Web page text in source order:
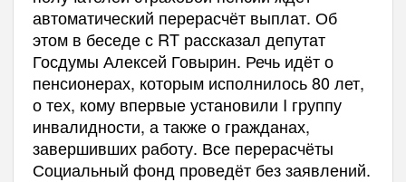
автоматический перерасчёт выплат. Об
этом в беседе с RT рассказал депутат
Госдумы Алексей Говырин. Речь идёт о
пенсионерах, которым исполнилось 80 лет,
о тех, кому впервые установили I группу
инвалидности, а также о гражданах,
завершивших работу. Все перерасчёты
Социальный фонд проведёт без заявлений.